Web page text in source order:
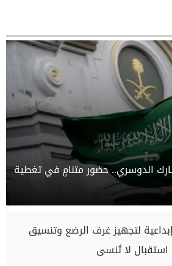
الدوسري.. حضور متنامٍ في تغطية
لتجهيز غرف الرضع وتنسيق
لا تُنسى